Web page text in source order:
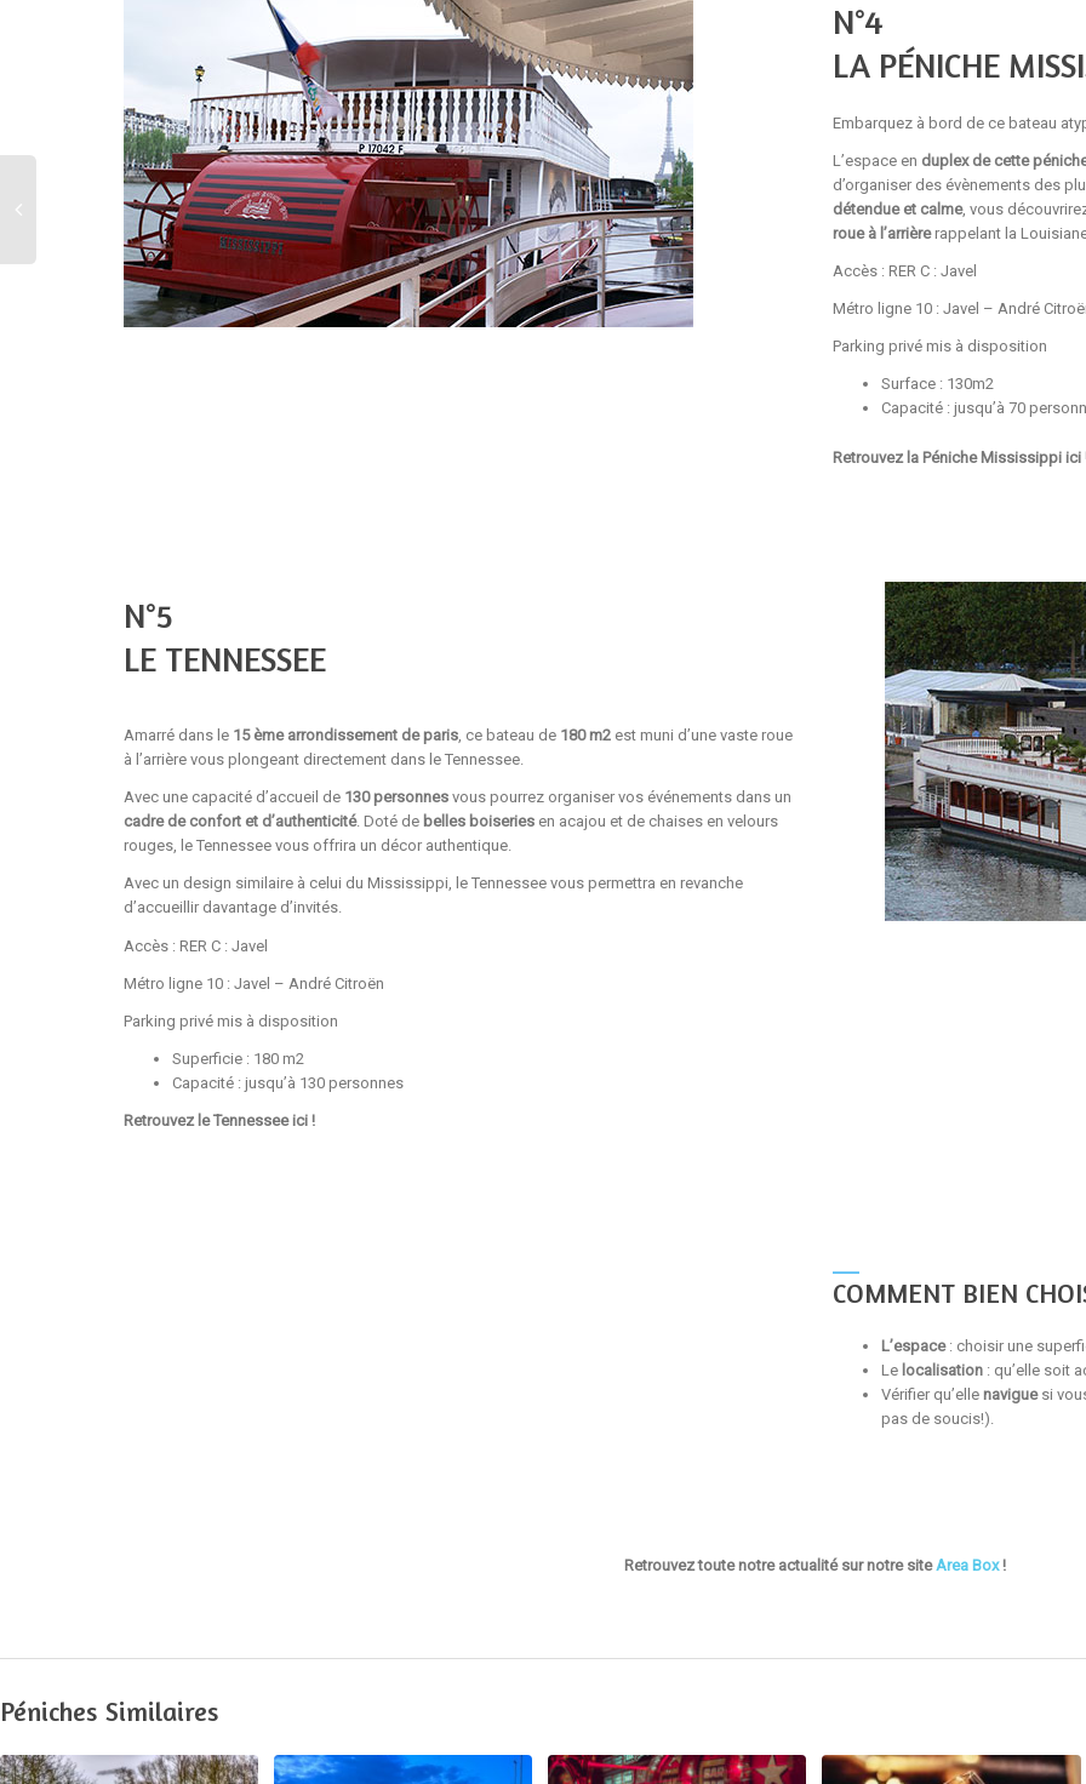
N°4
LA PÉNICHE
Embarquez à bord de ce bateau
L’espace en duplex de cette
d’organiser des évènements des
détendue et calme, vous
roue à l’arrièrerappelant la
Accès : RER C : Javel
Métro ligne 10 : Javel – André
Parking privé mis à disposition
Surface : 130m2
Capacité : jusqu’à 70
Retrouvez la Péniche Mississippi ici
N°5
LE TENNESSEE
Amarré dans le 15 ème arrondissement de paris, ce bateau de 180 m2 est muni d’une vaste roue
à l’arrière vous plongeant directement dans le Tennessee.
Avec une capacité d’accueil de 130 personnes vous pourrez organiser vos événements dans un
cadre de confort et d’authenticité. Doté de belles boiseries en acajou et de chaises en velours
rouges, le Tennessee vous offrira un décor authentique.
Avec un design similaire à celui du Mississippi, le Tennessee vous permettra en revanche
d’accueillir davantage d’invités.
Accès : RER C : Javel
Métro ligne 10 : Javel – André Citroën
Parking privé mis à disposition
Superficie : 180 m2
Capacité : jusqu’à 130 personnes
Retrouvez le Tennesseeici !
COMMENT BIEN
L’espace: choisir une
Le localisation : qu’elle soit
Vérifier qu’elle naviguesi
pas de soucis!).
Retrouvez toute notre actualité sur notre site Area Box!
Péniches Similaires